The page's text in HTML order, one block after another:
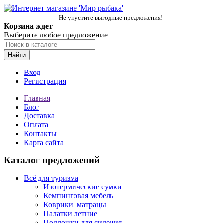
Не упустите выгодные предложения!
Корзина ждет
Выберите любое предложение
Найти
Вход
Регистрация
Главная
Блог
Доставка
Оплата
Контакты
Карта сайта
Каталог предложений
Всё для туризма
Изотермические сумки
Кемпинговая мебель
Коврики, матрацы
Палатки летние